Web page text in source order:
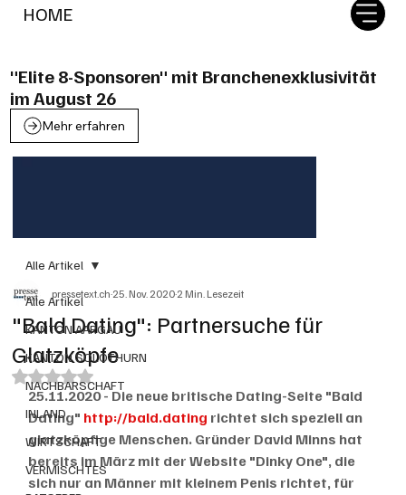
HOME
"Elite 8-Sponsoren" mit Branchenexklusivität
im August 26
Mehr erfahren
Alle Artikel
KANTON AARGAU
KANTON SOLOTHURN
NACHBARSCHAFT
INLAND
WIRTSCHAFT
VERMISCHTES
Alle Artikel
"Bald Dating": Partnersuche für
Glatzköpfe
pressetext.ch25. Nov. 20202 Min. Lesezeit
Mit NaN von 5 Sternen bewertet.
25.11.2020 - Die neue britische Dating-Seite "Bald
Dating" http://bald.dating richtet sich speziell an
glatzköpfige Menschen. Gründer David Minns hat
bereits im März mit der Website "Dinky One", die
sich nur an Männer mit kleinem Penis richtet, für